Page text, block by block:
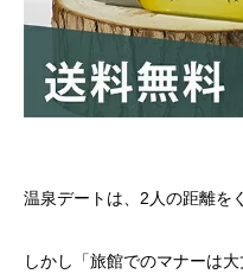
温泉デートは、2人の距離を
しかし「旅館でのマナーは